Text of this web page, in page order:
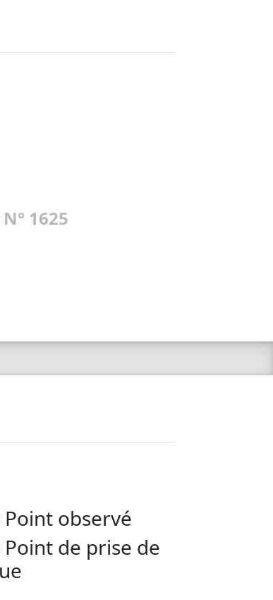
1625
Point observé
Point de prise de